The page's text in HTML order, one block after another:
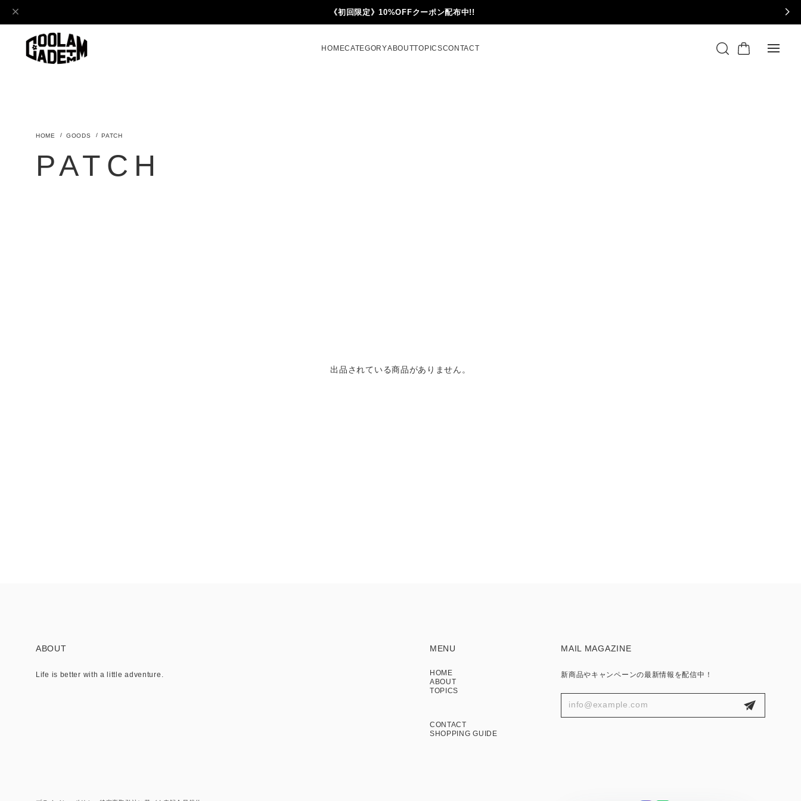
《初回限定》10%OFFクーポン配布中!!
HOMECATEGORYABOUTTOPICSCONTACT
GOODS PATCH
PATCH
出品されている商品がありません。
ABOUT
Life is better with a little adventure.
MENU
HOME
ABOUT
TOPICS
CONTACT
SHOPPING GUIDE
MAIL MAGAZINE
新商品やキャンペーンの最新情報を配信中！